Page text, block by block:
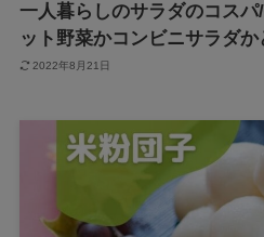
一人暮らしのサラダのコス
ット野菜かコンビニサラダ
2022年8月21日